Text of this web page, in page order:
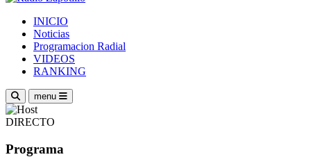
INICIO
Noticias
Programacion Radial
VIDEOS
RANKING
menu
DIRECTO
Programa